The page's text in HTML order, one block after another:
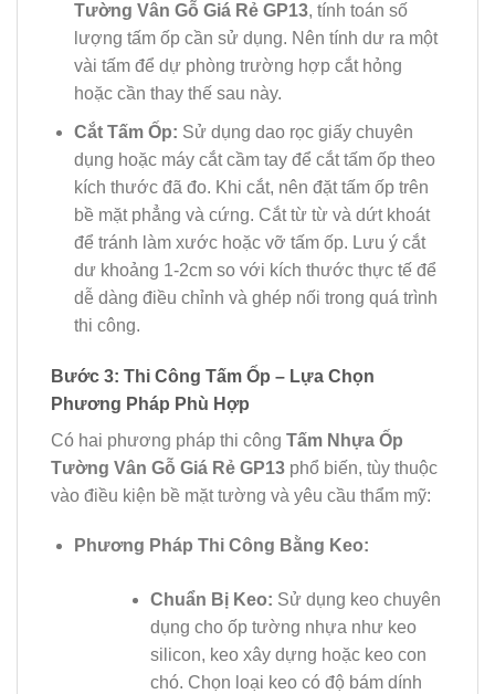
Tường Vân Gỗ Giá Rẻ GP13, tính toán số
lượng tấm ốp cần sử dụng. Nên tính dư ra một
vài tấm để dự phòng trường hợp cắt hỏng
hoặc cần thay thế sau này.
Cắt Tấm Ốp: Sử dụng dao rọc giấy chuyên
dụng hoặc máy cắt cầm tay để cắt tấm ốp theo
kích thước đã đo. Khi cắt, nên đặt tấm ốp trên
bề mặt phẳng và cứng. Cắt từ từ và dứt khoát
để tránh làm xước hoặc vỡ tấm ốp. Lưu ý cắt
dư khoảng 1-2cm so với kích thước thực tế để
dễ dàng điều chỉnh và ghép nối trong quá trình
thi công.
Bước 3: Thi Công Tấm Ốp – Lựa Chọn
Phương Pháp Phù Hợp
Có hai phương pháp thi công Tấm Nhựa Ốp
Tường Vân Gỗ Giá Rẻ GP13 phổ biến, tùy thuộc
vào điều kiện bề mặt tường và yêu cầu thẩm mỹ:
Phương Pháp Thi Công Bằng Keo:
Chuẩn Bị Keo: Sử dụng keo chuyên
dụng cho ốp tường nhựa như keo
silicon, keo xây dựng hoặc keo con
chó. Chọn loại keo có độ bám dính